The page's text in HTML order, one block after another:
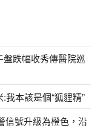
跌幅收秀傳醫院巡
本該是個“狐貍精”
信號升級為橙色，沿